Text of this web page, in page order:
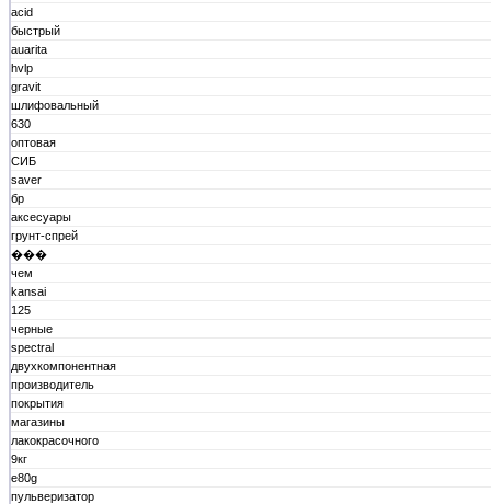
acid
быстрый
auarita
hvlp
gravit
шлифовальный
630
оптовая
СИБ
saver
бр
аксесуары
грунт-спрей
���
чем
kansai
125
черные
spectral
двухкомпонентная
производитель
покрытия
магазины
лакокрасочного
9кг
e80g
пульверизатор